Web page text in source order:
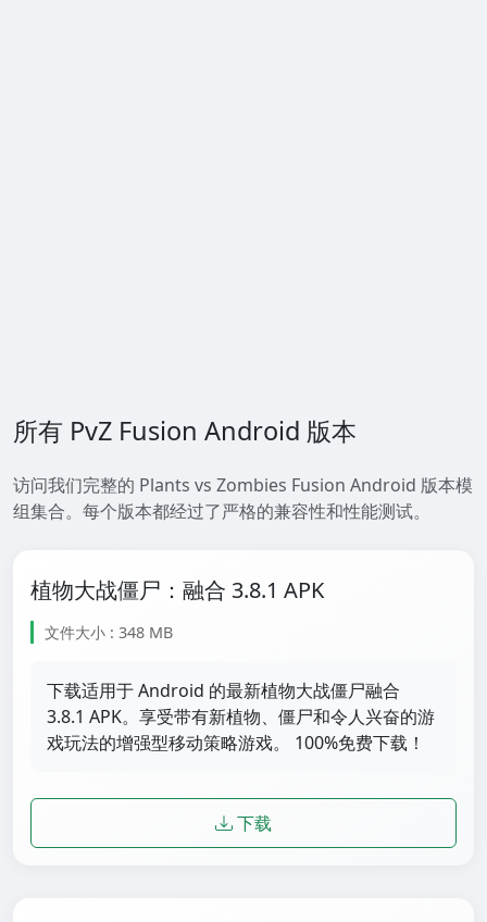
所有 PvZ Fusion Android 版本
访问我们完整的 Plants vs Zombies Fusion Android 版本模
组集合。每个版本都经过了严格的兼容性和性能测试。
植物大战僵尸：融合 3.8.1 APK
文件大小 : 348 MB
下载适用于 Android 的最新植物大战僵尸融合
3.8.1 APK。享受带有新植物、僵尸和令人兴奋的游
戏玩法的增强型移动策略游戏。 100%免费下载！
下载